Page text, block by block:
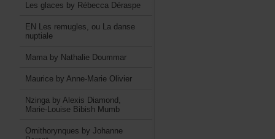
LesglacesbyRébeccaDéraspe
ENLesremugles,ouLadanse
nuptiale
MamabyNathalieDoummar
MauricebyAnne-MarieOlivier
NzingabyAlexisDiamond,
Marie-LouiseBibishMumb
OrnithorynquesbyJohanne